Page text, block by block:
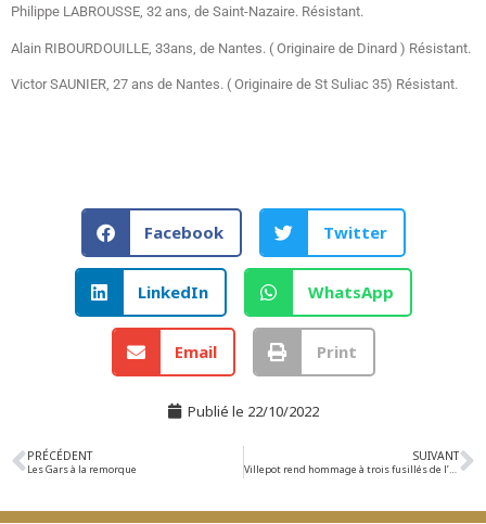
Philippe LABROUSSE, 32 ans, de Saint-Nazaire. Résistant.
Alain RIBOURDOUILLE, 33ans, de Nantes. ( Originaire de Dinard ) Résistant.
Victor SAUNIER, 27 ans de Nantes. ( Originaire de St Suliac 35) Résistant.
Facebook Twitter
LinkedIn WhatsApp
Email Print
Publié le 22/10/2022
PRÉCÉDENT
Les Gars à la remorque
SUIVANT
Villepot rend hommage à trois fusillés de l’Octobre sanglant 1941